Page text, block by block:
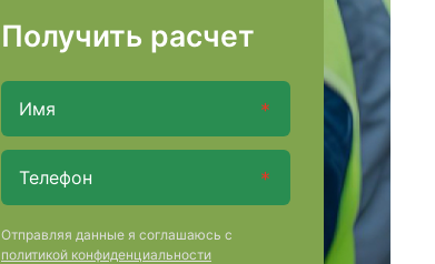
Получить расчет
Отправляя данные я соглашаюсь с
политикой конфиденциальности